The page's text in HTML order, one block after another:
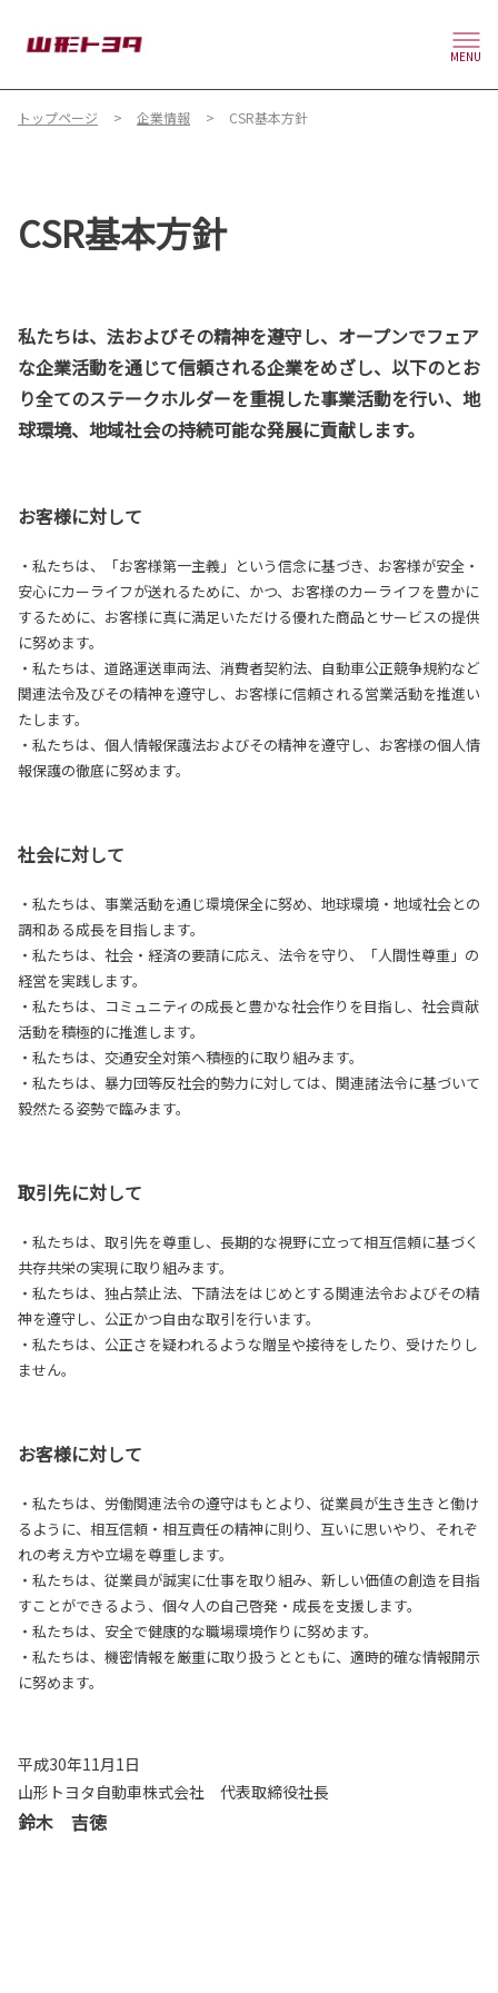
MENU
トップページ 企業情報 CSR基本方針
CSR基本方針
私たちは、法およびその精神を遵守し、オープンでフェア
な企業活動を通じて信頼される企業をめざし、以下のとお
り全てのステークホルダーを重視した事業活動を行い、地
球環境、地域社会の持続可能な発展に貢献します。
お客様に対して
・私たちは、「お客様第一主義」という信念に基づき、お客様が安全・
安心にカーライフが送れるために、かつ、お客様のカーライフを豊かに
するために、お客様に真に満足いただける優れた商品とサービスの提供
に努めます。
・私たちは、道路運送車両法、消費者契約法、自動車公正競争規約など
関連法令及びその精神を遵守し、お客様に信頼される営業活動を推進い
たします。
・私たちは、個人情報保護法およびその精神を遵守し、お客様の個人情
報保護の徹底に努めます。
社会に対して
・私たちは、事業活動を通じ環境保全に努め、地球環境・地域社会との
調和ある成長を目指します。
・私たちは、社会・経済の要請に応え、法令を守り、「人間性尊重」の
経営を実践します。
・私たちは、コミュニティの成長と豊かな社会作りを目指し、社会貢献
活動を積極的に推進します。
・私たちは、交通安全対策へ積極的に取り組みます。
・私たちは、暴力団等反社会的勢力に対しては、関連諸法令に基づいて
毅然たる姿勢で臨みます。
取引先に対して
・私たちは、取引先を尊重し、長期的な視野に立って相互信頼に基づく
共存共栄の実現に取り組みます。
・私たちは、独占禁止法、下請法をはじめとする関連法令およびその精
神を遵守し、公正かつ自由な取引を行います。
・私たちは、公正さを疑われるような贈呈や接待をしたり、受けたりし
ません。
お客様に対して
・私たちは、労働関連法令の遵守はもとより、従業員が生き生きと働け
るように、相互信頼・相互責任の精神に則り、互いに思いやり、それぞ
れの考え方や立場を尊重します。
・私たちは、従業員が誠実に仕事を取り組み、新しい価値の創造を目指
すことができるよう、個々人の自己啓発・成長を支援します。
・私たちは、安全で健康的な職場環境作りに努めます。
・私たちは、機密情報を厳重に取り扱うとともに、適時的確な情報開示
に努めます。
平成30年11月1日
山形トヨタ自動車株式会社 代表取締役社長
鈴木 吉徳